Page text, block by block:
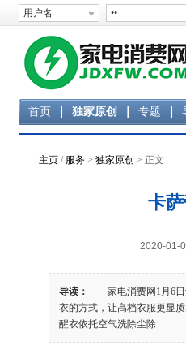
首页 独家原创 专题
主页 / 服务 > 独家原创 > 正文
卡
2020-01-
导读：
家电消费网1月6日
衣的方式，让高档衣服更显
醒衣依托空气洗除尘除